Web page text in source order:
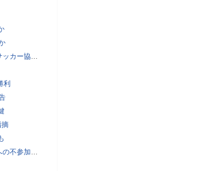
韓国メディアが報道
利
摘
状況は何も変わらない」